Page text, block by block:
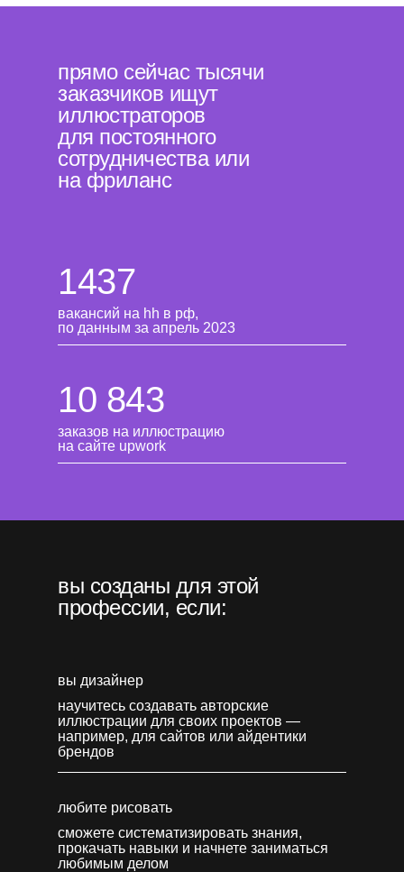
прямо сейчас тысячи
заказчиков ищут
иллюстраторов
для постоянного
сотрудничества или
на фриланс
1437
вакансий на hh в рф,
по данным за апрель 2023
заказов на иллюстрацию
на сайте upwork
10 843
вы созданы для этой
профессии, если:
вы дизайнер
научитесь создавать авторские
иллюстрации для своих проектов —
например, для сайтов или айдентики
брендов
любите рисовать
сможете систематизировать знания,
прокачать навыки и начнете заниматься
любимым делом